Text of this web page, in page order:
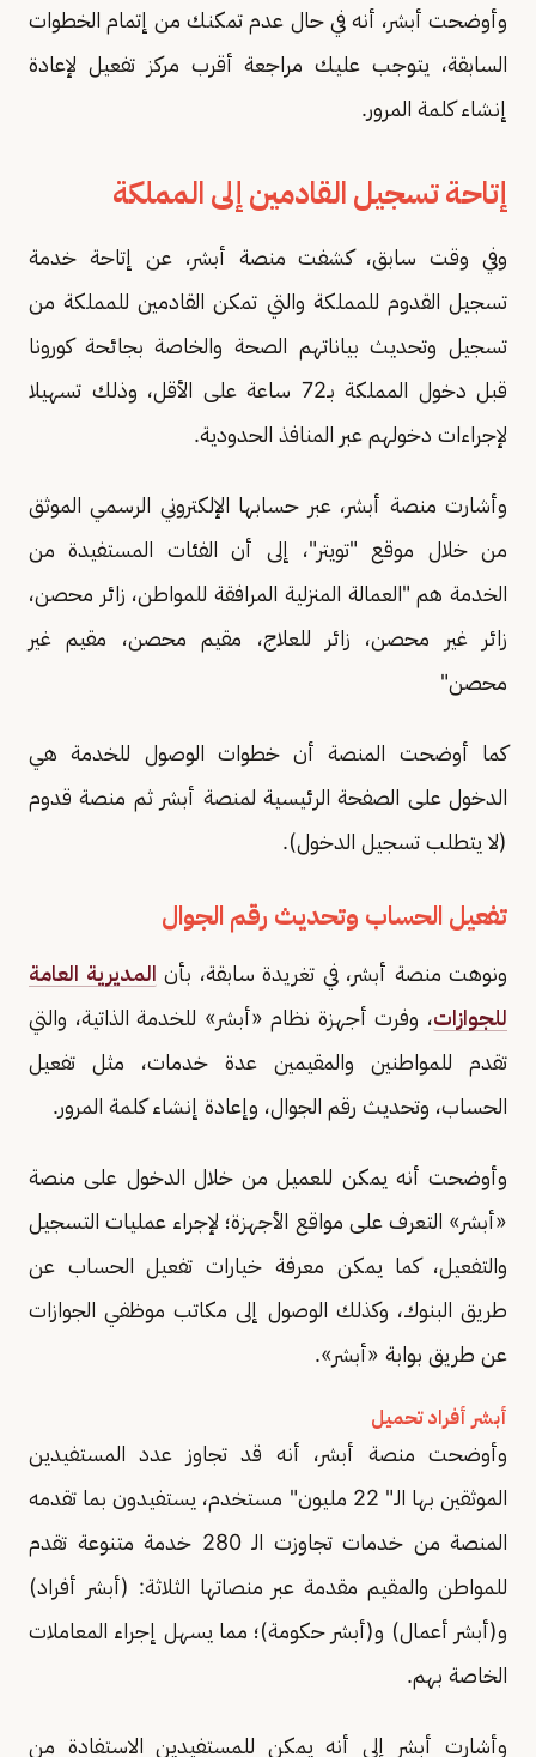
وأوضحت أبشر، أنه في حال عدم تمكنك من إتمام الخطوات
السابقة، يتوجب عليك مراجعة أقرب مركز تفعيل لإعادة
إنشاء كلمة المرور.
إتاحة تسجيل القادمين إلى المملكة
وفي وقت سابق، كشفت منصة أبشر، عن إتاحة خدمة
تسجيل القدوم للمملكة والتي تمكن القادمين للمملكة من
تسجيل وتحديث بياناتهم الصحة والخاصة بجائحة كورونا
قبل دخول المملكة بـ72 ساعة على الأقل، وذلك تسهيلا
لإجراءات دخولهم عبر المنافذ الحدودية.
وأشارت منصة أبشر، عبر حسابها الإلكتروني الرسمي الموثق
من خلال موقع "تويتر"، إلى أن الفئات المستفيدة من
الخدمة هم "العمالة المنزلية المرافقة للمواطن، زائر محصن،
زائر غير محصن، زائر للعلاج، مقيم محصن، مقيم غير
محصن"
كما أوضحت المنصة أن خطوات الوصول للخدمة هي
الدخول على الصفحة الرئيسية لمنصة أبشر ثم منصة قدوم
(لا يتطلب تسجيل الدخول).
تفعيل الحساب وتحديث رقم الجوال
ونوهت منصة أبشر، في تغريدة سابقة، بأن المديرية العامة
للجوازات، وفرت أجهزة نظام «أبشر» للخدمة الذاتية، والتي
تقدم للمواطنين والمقيمين عدة خدمات، مثل تفعيل
الحساب، وتحديث رقم الجوال، وإعادة إنشاء كلمة المرور.
وأوضحت أنه يمكن للعميل من خلال الدخول على منصة
«أبشر» التعرف على مواقع الأجهزة؛ لإجراء عمليات التسجيل
والتفعيل، كما يمكن معرفة خيارات تفعيل الحساب عن
طريق البنوك، وكذلك الوصول إلى مكاتب موظفي الجوازات
عن طريق بوابة «أبشر».
أبشر أفراد تحميل
وأوضحت منصة أبشر، أنه قد تجاوز عدد المستفيدين
الموثقين بها الـ" 22 مليون" مستخدم، يستفيدون بما تقدمه
المنصة من خدمات تجاوزت الـ 280 خدمة متنوعة تقدم
للمواطن والمقيم مقدمة عبر منصاتها الثلاثة: (أبشر أفراد)
و(أبشر أعمال) و(أبشر حكومة)؛ مما يسهل إجراء المعاملات
الخاصة بهم.
وأشارت أبشر إلى أنه يمكن للمستفيدين الاستفادة من